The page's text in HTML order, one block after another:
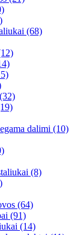
(68)
dalimi (10)
(8)
(64)
(91)
(14)